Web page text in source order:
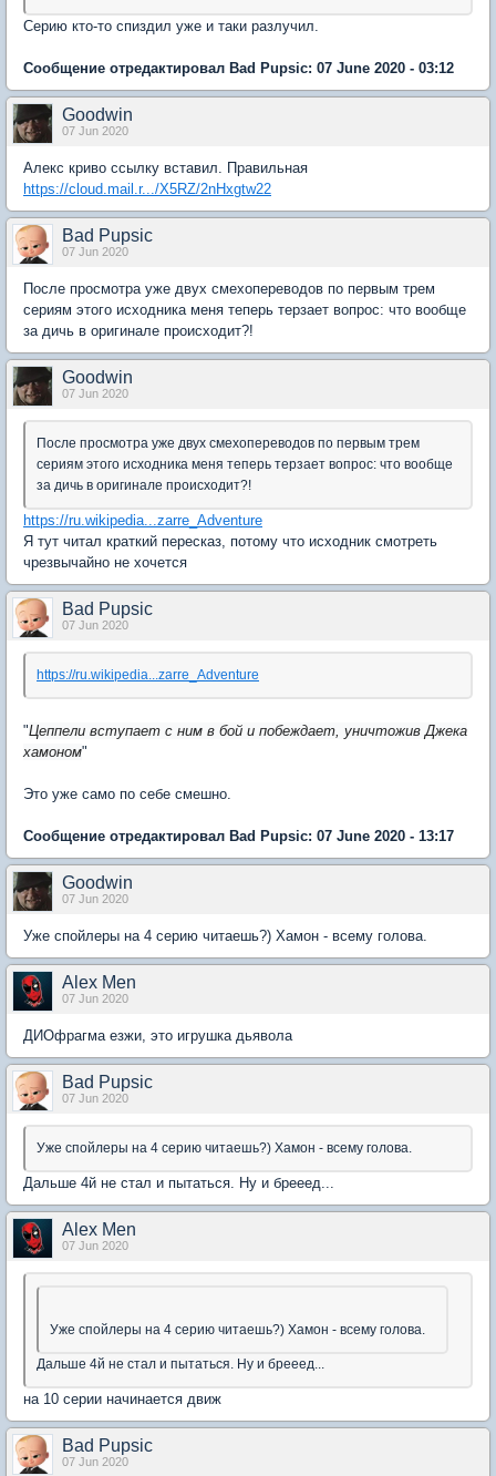
Серию кто-то спиздил уже и таки разлучил.
Сообщение отредактировал Bad Pupsic: 07 June 2020 - 03:12
Goodwin
07 Jun 2020
Алекс криво ссылку вставил. Правильная
https://cloud.mail.r.../X5RZ/2nHxgtw22
Bad Pupsic
07 Jun 2020
После просмотра уже двух смехопереводов по первым трем
сериям этого исходника меня теперь терзает вопрос: что вообще
за дичь в оригинале происходит?!
Goodwin
07 Jun 2020
После просмотра уже двух смехопереводов по первым трем
сериям этого исходника меня теперь терзает вопрос: что вообще
за дичь в оригинале происходит?!
https://ru.wikipedia...zarre_Adventure
Я тут читал краткий пересказ, потому что исходник смотреть
чрезвычайно не хочется
Bad Pupsic
07 Jun 2020
https://ru.wikipedia...zarre_Adventure
"Цеппели вступает с ним в бой и побеждает, уничтожив Джека
хамоном"
Это уже само по себе смешно.
Сообщение отредактировал Bad Pupsic: 07 June 2020 - 13:17
Goodwin
07 Jun 2020
Уже спойлеры на 4 серию читаешь?) Хамон - всему голова.
Alex Men
07 Jun 2020
ДИОфрагма езжи, это игрушка дьявола
Bad Pupsic
07 Jun 2020
Уже спойлеры на 4 серию читаешь?) Хамон - всему голова.
Дальше 4й не стал и пытаться. Ну и брееед...
Alex Men
07 Jun 2020
Уже спойлеры на 4 серию читаешь?) Хамон - всему голова.
Дальше 4й не стал и пытаться. Ну и брееед...
на 10 серии начинается движ
Bad Pupsic
07 Jun 2020